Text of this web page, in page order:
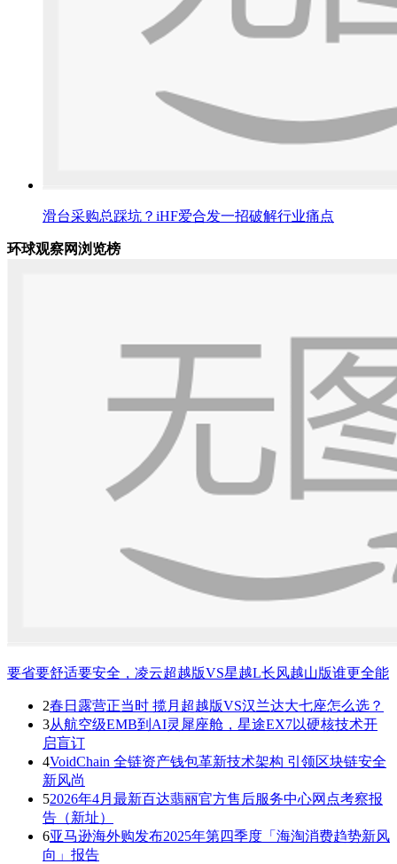
滑台采购总踩坑？iHF爱合发一招破解行业痛点
环球观察网浏览榜
要省要舒适要安全，凌云超越版VS星越L长风越山版谁更全能
2春日露营正当时 揽月超越版VS汉兰达大七座怎么选？
3从航空级EMB到AI灵犀座舱，星途EX7以硬核技术开
启盲订
4VoidChain 全链资产钱包革新技术架构 引领区块链安全
新风尚
52026年4月最新百达翡丽官方售后服务中心网点考察报
告（新址）
6亚马逊海外购发布2025年第四季度「海淘消费趋势新风
向」报告